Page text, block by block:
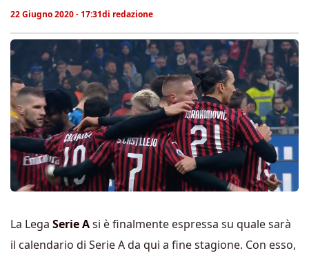
22 Giugno 2020 - 17:31di redazione
La Lega Serie Asi è finalmente espressa su quale sarà
il calendario di Serie A da qui a fine stagione. Con esso,